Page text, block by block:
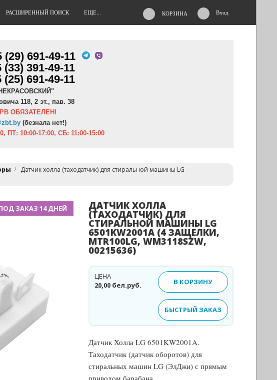
КОРЗИНА Вход
РАСШИРЕННЫЙ ПОИСК ЕЩЕ...
(29) 691-49-11
(33) 391-49-11
(25) 691-49-11
118, 2 эт., пав. 38
ОБЯЗАТЕЛЕН!
y (безнала нет!)
ПТ: 10:00-17:00, СБ: 11:00-15:00
Датчик холла (таходатчик) для стиральной машины LG
ЗАКАЗ 14 ДНЕЙ ДАТЧИК ХОЛЛА
(ТАХОДАТЧИК) ДЛЯ
СТИРАЛЬНОЙ МАШИНЫ LG
6501KW2001A (4 ЗАЩЕЛКИ,
MTR100LG, WM3118SZW,
00215636)
20,00 бел.руб.
ЦЕНА
В КОРЗИНУ
БЫСТРЫЙ ЗАКАЗ
Датчик Холла LG 6501KW2001A.
Таходатчик (датчик оборотов) для
стиральных машин LG (ЭлДжи) с прямым
приводом барабана.